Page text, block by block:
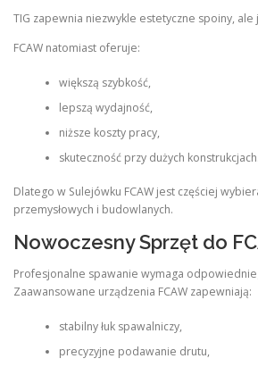
TIG zapewnia niezwykle estetyczne spoiny, ale
FCAW natomiast oferuje:
większą szybkość,
lepszą wydajność,
niższe koszty pracy,
skuteczność przy dużych konstrukcjach.
Dlatego w Sulejówku FCAW jest częściej
przemysłowych i budowlanych.
Nowoczesny Sprzęt do
Profesjonalne spawanie wymaga
Zaawansowane urządzenia FCAW zapewniają:
stabilny łuk spawalniczy,
precyzyjne podawanie drutu,